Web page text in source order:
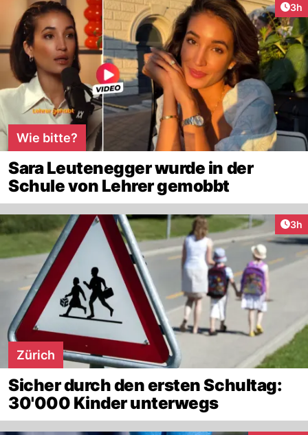
3h
Wie bitte?
Sara Leutenegger wurde in der
Schule von Lehrer gemobbt
3h
Zürich
Sicher durch den ersten Schultag:
30'000 Kinder unterwegs